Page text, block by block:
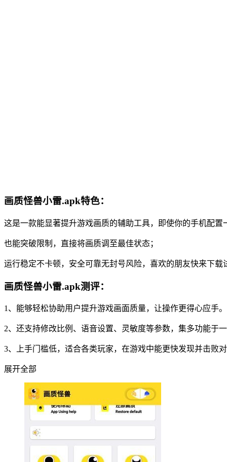
画质怪兽小雷.apk特色：
这是一款能显著提升游戏画质的辅助工具，即使你的手机配置
也能突破限制，直接将画质调至最佳状态；
运行稳定不卡顿，安全可靠无封号风险，喜欢的朋友快来下载
画质怪兽小雷.apk测评：
1、能够轻松协助用户提升游戏画面质量，让操作更得心应手。
2、还支持修改比例、语音设置、灵敏度等参数，集多功能于
3、上手门槛低，适合各类玩家，在游戏中能更快发现并击败
展开全部